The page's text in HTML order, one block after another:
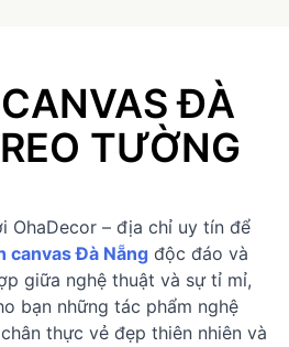
ĐÀ
TƯỜNG
OhaDecor – địa chỉ uy tín để
canvas Đà Nẵng độc đáo và
giữa nghệ thuật và sự tỉ mỉ,
bạn những tác phẩm nghệ
thực vẻ đẹp thiên nhiên và